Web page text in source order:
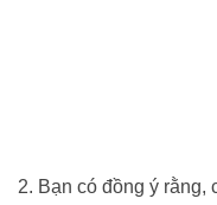
2. Bạn có đồng ý rằng,